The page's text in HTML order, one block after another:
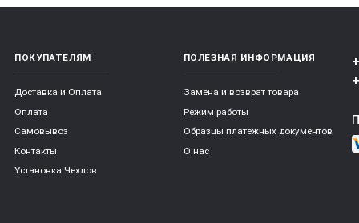
ПОКУПАТЕЛЯМ
Доставка и Оплата
Оплата
Самовывоз
Контакты
Установка Чехлов
ПОЛЕЗНАЯ ИНФОРМАЦИЯ
Замена и возврат товара
Режим работы
Образцы платежных документов
О нас